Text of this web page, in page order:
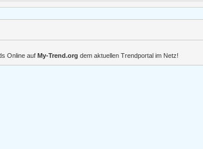
Online auf My-Trend.org dem aktuellen Trendportal im Netz!